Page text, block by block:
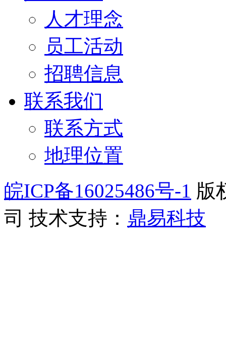
人才理念
员工活动
招聘信息
联系我们
联系方式
地理位置
皖ICP备16025486号-1 版
司 技术支持： 鼎易科技